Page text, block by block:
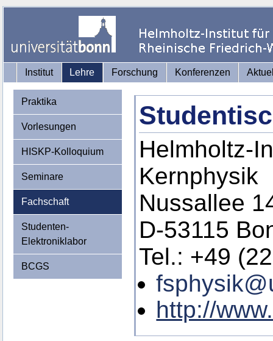
Institut Lehre Forschung Konferenzen
Praktika
Vorlesungen
HISKP-Kolloquium
Seminare
Fachschaft
Studenten-
Elektroniklabor
BCGS
Helmholtz-
Kernphysik
Nussallee
D-53115
Tel.: +49
http://